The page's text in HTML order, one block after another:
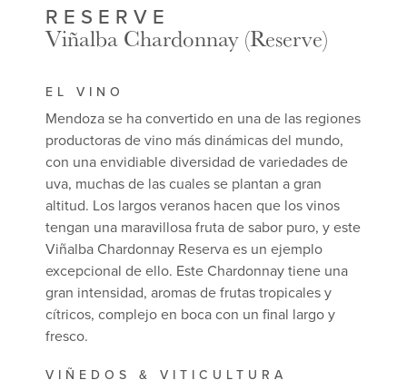
RESERVE
Viñalba Chardonnay (Reserve)
EL VINO
Mendoza se ha convertido en una de las regiones
productoras de vino más dinámicas del mundo,
con una envidiable diversidad de variedades de
uva, muchas de las cuales se plantan a gran
altitud. Los largos veranos hacen que los vinos
tengan una maravillosa fruta de sabor puro, y este
Viñalba Chardonnay Reserva es un ejemplo
excepcional de ello. Este Chardonnay tiene una
gran intensidad, aromas de frutas tropicales y
cítricos, complejo en boca con un final largo y
fresco.
VIÑEDOS & VITICULTURA